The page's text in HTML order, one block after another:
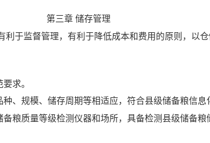
第三章 储存管理
于监督管理，有利于降低成本和费用的原则，以
求。
、规模、储存周期等相适应，符合县级储备粮信息
粮质量等级检测仪器和场所，具备检测县级储备